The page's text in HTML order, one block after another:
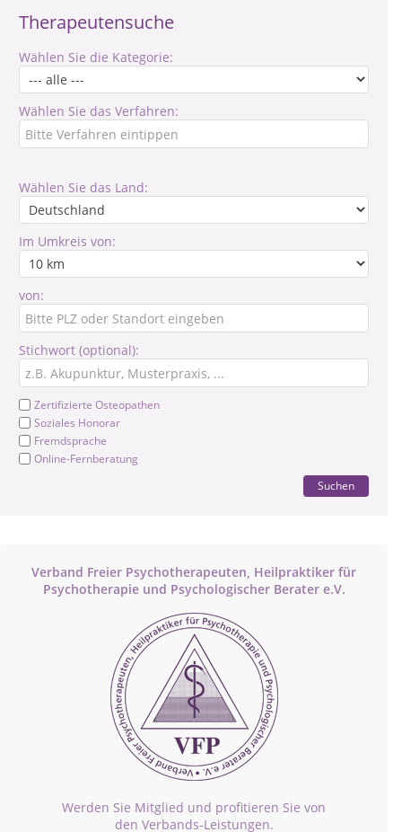
Therapeutensuche
Wählen Sie die Kategorie:
Wählen Sie das Verfahren:
Wählen Sie das Land:
Im Umkreis von:
von:
Stichwort (optional):
Zertifizierte Osteopathen
Soziales Honorar
Fremdsprache
Online-Fernberatung
Suchen
Verband Freier Psychotherapeuten, Heilpraktiker für
Psychotherapie und Psychologischer Berater e.V.
Werden Sie Mitglied und profitieren Sie von
den Verbands-Leistungen.